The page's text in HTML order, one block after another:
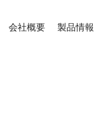
会社概要 製品情報